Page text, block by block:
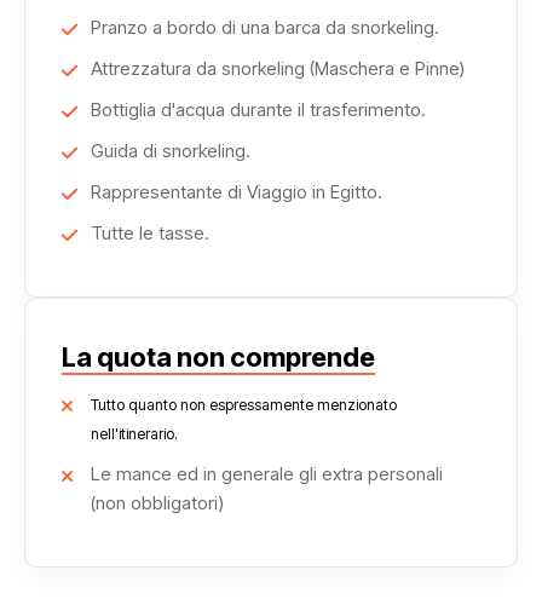
Pranzo a bordo di una barca da snorkeling.
Attrezzatura da snorkeling (Maschera e Pinne)
Bottiglia d'acqua durante il trasferimento.
Guida di snorkeling.
Rappresentante di Viaggio in Egitto.
Tutte le tasse.
La quota non comprende
Tutto quanto non espressamente menzionato
nell'itinerario.
Le mance ed in generale gli extra personali
(non obbligatori)